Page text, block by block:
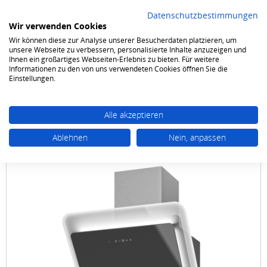
0
Kochen & Backen Dunstabzugshauben Hauben
Savina 60 S
Datenschutzbestimmungen
Wir verwenden Cookies
Wir können diese zur Analyse unserer Besucherdaten platzieren, um
unsere Webseite zu verbessern, personalisierte Inhalte anzuzeigen und
Ihnen ein großartiges Webseiten-Erlebnis zu bieten. Für weitere
Informationen zu den von uns verwendeten Cookies öffnen Sie die
Einstellungen.
Alle akzeptieren
Ablehnen
Nein, anpassen